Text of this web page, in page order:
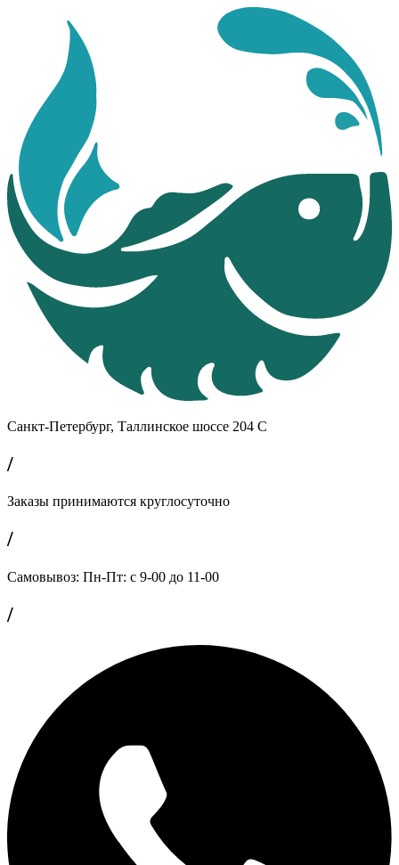
содержимому
Санкт-Петербург, Таллинское шоссе 204 С
/
Заказы принимаются круглосуточно
/
Самовывоз: Пн-Пт: с 9-00 до 11-00
/